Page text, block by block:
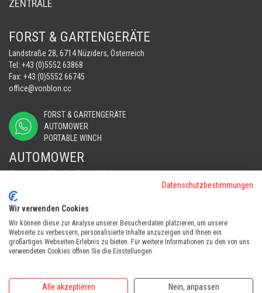
ZENTRALE
FORST & GARTENGERÄTE
Landstraße 28, 6714 Nüziders, Österreich
Tel: +43 (0)5552 63868
Fax: +43 (0)5552 66745
office@vonblon.cc
FORST & GARTENGERÄTE
AUTOMOWER
PORTABLE WINCH
AUTOMOWER
Automower Kundendienst Nüziders
AUTOMOWER SHOP LUSTENAU
Maria-Theresien-Straße 77, 6890 Lustenau
Harry Zudrell
Mobil:+43 676 780 96 73
VONBLON POLARIS KUNDENCENTER
Datenschutzbestimmungen
Wir verwenden Cookies
Wir können diese zur Analyse unserer Besucherdaten platzieren, um unsere
Webseite zu verbessern, personalisierte Inhalte anzuzeigen und Ihnen ein
großartiges Webseiten-Erlebnis zu bieten. Für weitere Informationen zu den von uns
verwendeten Cookies öffnen Sie die Einstellungen.
Alle akzeptieren Nein, anpassen